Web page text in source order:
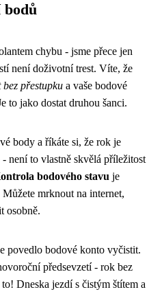
chybu - jsme přece jen
není doživotní trest. Víte, že
bez přestupku a vaše bodové
to jako dostat druhou šanci.
body a říkáte si, že rok je
není to vlastně skvělá příležitost
bodového stavu je
mrknout na internet,
osobně.
povedlo bodové konto vyčistit.
předsevzetí - rok bez
Dneska jezdí s čistým štítem a